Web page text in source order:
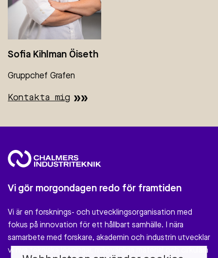
Sofia Kihlman Öiseth
Gruppchef Grafen
Kontakta mig
Vi gör morgondagen redo för framtiden
Vi är en forsknings- och utvecklingsorganisation med
fokus på innovation för ett hållbart samhälle. I nära
samarbete med forskare, akademin och industrin utvecklar
vi nya tekniska lösningar, miljövänliga material och cirkulära